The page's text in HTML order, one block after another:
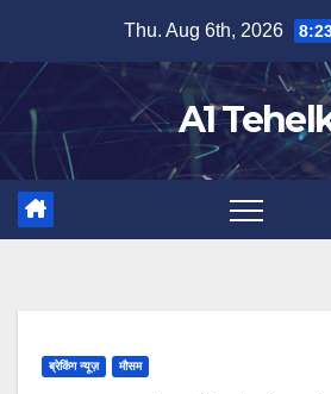
content
Thu. Aug 6th, 2026
A1
ब्रेकिंग न्यूज़ मौसम